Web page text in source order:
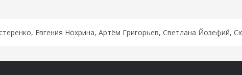
Евгения Нохрина, Артём Григорьев, Светлана Йозефий,